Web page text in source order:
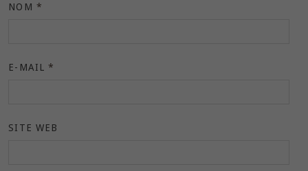
NOM *
E-MAIL *
SITE WEB